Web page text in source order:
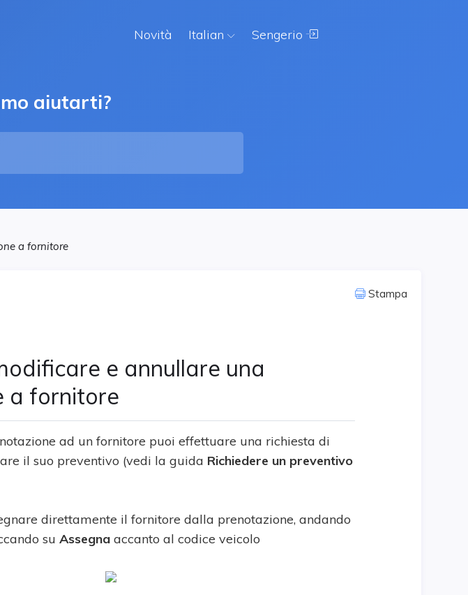
Novità Italian Sengerio
aiutarti?
a fornitore
Stampa
e annullare una
a fornitore
ad un fornitore puoi effettuare una richiesta di
il suo preventivo (vedi la guida Richiedere un preventivo
direttamente il fornitore dalla prenotazione, andando
su Assegna accanto al codice veicolo